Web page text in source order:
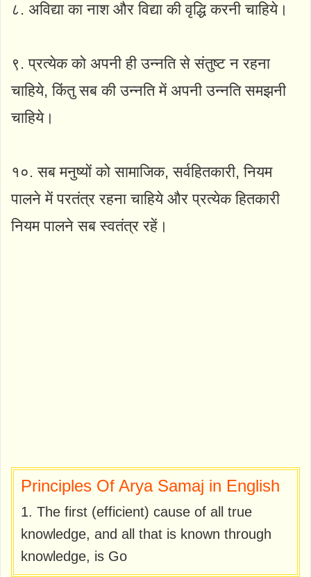
८. अविद्या का नाश और विद्या की वृद्धि करनी चाहिये।
९. प्रत्येक को अपनी ही उन्नति से संतुष्ट न रहना
चाहिये, किंतु सब की उन्नति में अपनी उन्नति समझनी
चाहिये।
१०. सब मनुष्यों को सामाजिक, सर्वहितकारी, नियम
पालने में परतंत्र रहना चाहिये और प्रत्येक हितकारी
नियम पालने सब स्वतंत्र रहें।
Principles Of Arya Samaj in English
1. The first (efficient) cause of all true
knowledge, and all that is known through
knowledge, is Go